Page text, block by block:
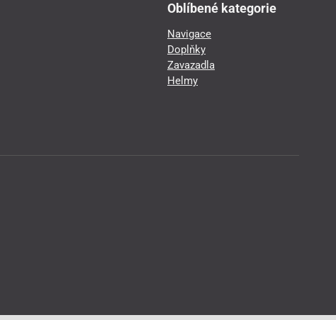
Oblíbené kategorie
Navigace
Doplňky
Zavazadla
Helmy